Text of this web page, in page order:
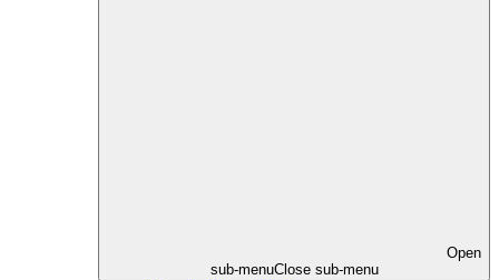
Open
sub-menuClose sub-menu